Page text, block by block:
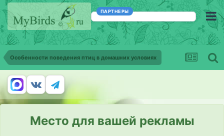
ПАРТНЕРЫ
Особенности поведения птиц в домашних условиях
Место для вашей рекламы